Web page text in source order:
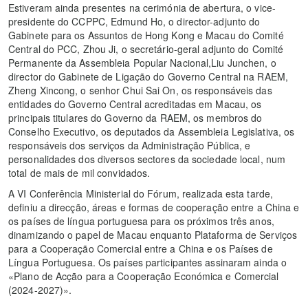
Estiveram ainda presentes na cerimónia de abertura, o vice-
presidente do CCPPC, Edmund Ho, o director-adjunto do
Gabinete para os Assuntos de Hong Kong e Macau do Comité
Central do PCC, Zhou Ji, o secretário-geral adjunto do Comité
Permanente da Assembleia Popular Nacional,Liu Junchen, o
director do Gabinete de Ligação do Governo Central na RAEM,
Zheng Xincong, o senhor Chui Sai On, os responsáveis das
entidades do Governo Central acreditadas em Macau, os
principais titulares do Governo da RAEM, os membros do
Conselho Executivo, os deputados da Assembleia Legislativa, os
responsáveis dos serviços da Administração Pública, e
personalidades dos diversos sectores da sociedade local, num
total de mais de mil convidados.
A VI Conferência Ministerial do Fórum, realizada esta tarde,
definiu a direcção, áreas e formas de cooperação entre a China e
os países de língua portuguesa para os próximos três anos,
dinamizando o papel de Macau enquanto Plataforma de Serviços
para a Cooperação Comercial entre a China e os Países de
Língua Portuguesa. Os países participantes assinaram ainda o
«Plano de Acção para a Cooperação Económica e Comercial
(2024-2027)».